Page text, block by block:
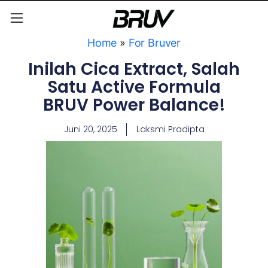
Home » For Bruver
Inilah Cica Extract, Salah
Satu Active Formula
BRUV Power Balance!
Juni 20, 2025 Laksmi Pradipta